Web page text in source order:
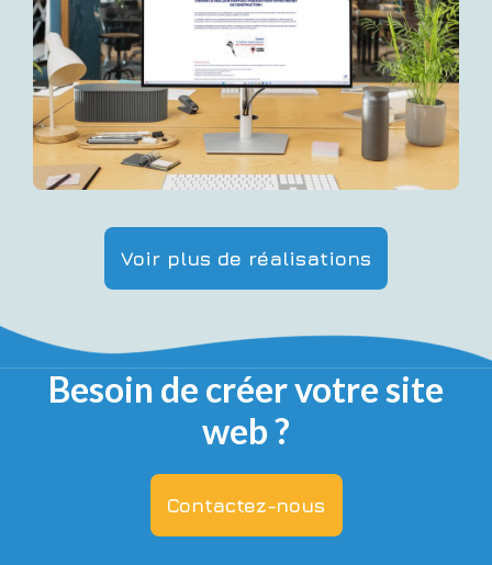
Voir plus de réalisations
Besoin de créer votre site
web ?
Contactez-nous